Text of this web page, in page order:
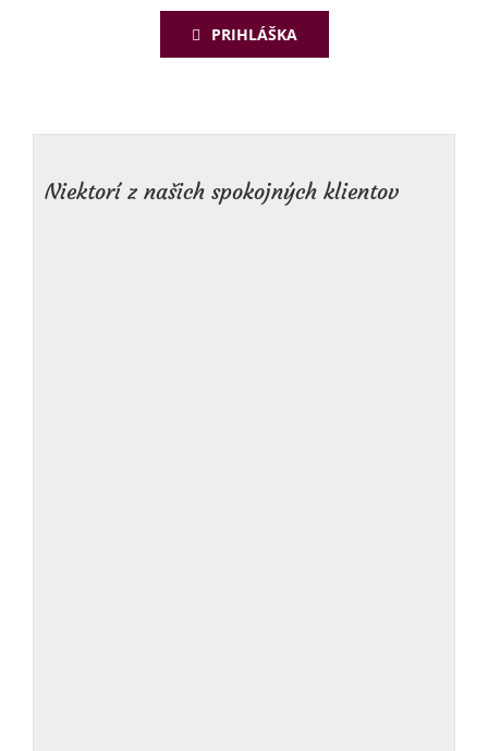
PRIHLÁŠKA
Niektorí z našich spokojných klientov